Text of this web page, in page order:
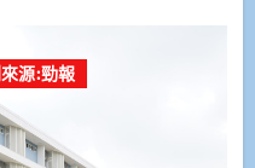
源:勁報